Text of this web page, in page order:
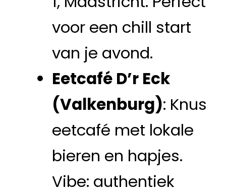
voor een chill start
van je avond.
Eetcafé D’r Eck
(Valkenburg): Knus
eetcafé met lokale
bieren en hapjes.
Vibe: authentiek